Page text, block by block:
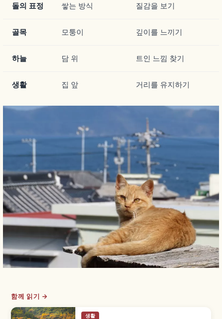
돌의 표정 쌓는 방식 질감을 보기
골목 모퉁이 깊이를 느끼기
하늘 담 위 트인 느낌 찾기
생활 집 앞 거리를 유지하기
함께 읽기 →
생활